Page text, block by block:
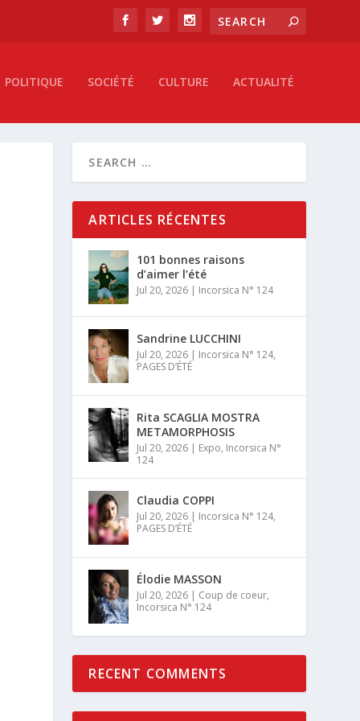
POLITIQUE SOCIÉTÉ CULTURE ACTUALITÉ
ARTICLES RÉCENTES
101 bonnes raisons
d’aimer l’été
Jul 20, 2026 | Incorsica N° 124
Sandrine LUCCHINI
Jul 20, 2026 | Incorsica N° 124,
PAGES D’ÉTÉ
Rita SCAGLIA MOSTRA
METAMORPHOSIS
Jul 20, 2026 | Expo, Incorsica N°
124
Claudia COPPI
Jul 20, 2026 | Incorsica N° 124,
PAGES D’ÉTÉ
Élodie MASSON
Jul 20, 2026 | Coup de coeur,
Incorsica N° 124
RECENT COMMENTS